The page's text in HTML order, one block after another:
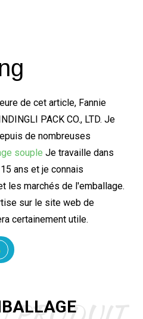
de cet article, Fannie
PACK CO., LTD. Je
de nombreuses
souple Je travaille dans
ans et je connais
les marchés de l'emballage.
sur le site web de
certainement utile.